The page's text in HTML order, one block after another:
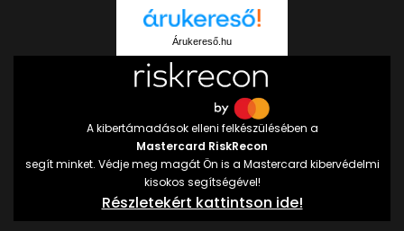
Árukereső.hu
A kibertámadások elleni felkészülésében a
Mastercard RiskRecon
segít minket. Védje meg magát Ön is a Mastercard kibervédelmi
kisokos segítségével!
Részletekért kattintson ide!